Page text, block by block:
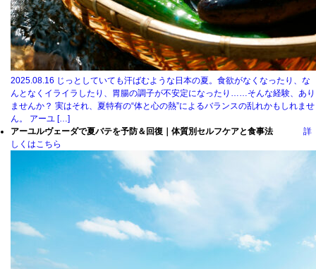
2025.08.16 じっとしていても汗ばむような日本の夏。食欲がなくなったり、な
んとなくイライラしたり、胃腸の調子が不安定になったり……そんな経験、あり
ませんか？ 実はそれ、夏特有の“体と心の熱”によるバランスの乱れかもしれませ
ん。 アーユ […]
アーユルヴェーダで夏バテを予防＆回復｜体質別セルフケアと食事法
詳
しくはこちら